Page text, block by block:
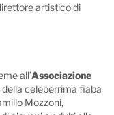
artistico di
all’Associazione
della celeberrima fiaba
Mozzoni,